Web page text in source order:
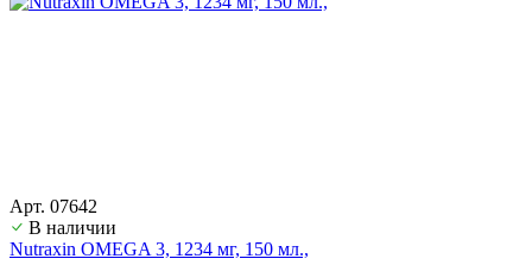
Арт. 07642
В наличии
Nutraxin OMEGA 3, 1234 мг, 150 мл.,